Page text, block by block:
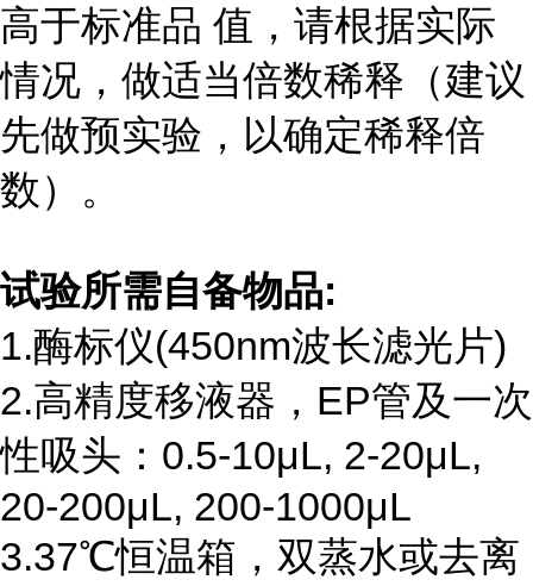
高于标准品 值，请根据实际
情况，做适当倍数稀释（建议
先做预实验，以确定稀释倍
数）。
试验所需自备物品:
1.酶标仪(450nm波长滤光片)
2.高精度移液器， EP管及一次
性吸头： 0.5-10μL, 2-20μL,
20-200μL, 200-1000μL
3.37℃恒温箱，双蒸水或去离